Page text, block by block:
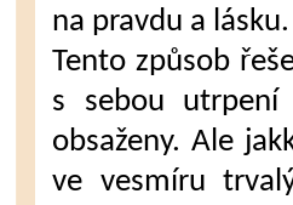
na pravdu a lásku.
Tento způsob
s sebou
obsaženy. Ale
ve vesmíru